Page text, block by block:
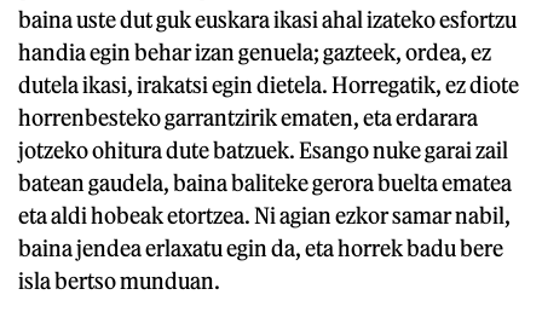
baina uste dut guk euskara ikasi ahal izateko esfortzu
handia egin behar izan genuela; gazteek, ordea, ez
dutela ikasi, irakatsi egin dietela. Horregatik, ez diote
horrenbesteko garrantzirik ematen, eta erdarara
jotzeko ohitura dute batzuek. Esango nuke garai zail
batean gaudela, baina baliteke gerora buelta ematea
eta aldi hobeak etortzea. Ni agian ezkor samar nabil,
baina jendea erlaxatu egin da, eta horrek badu bere
isla bertso munduan.